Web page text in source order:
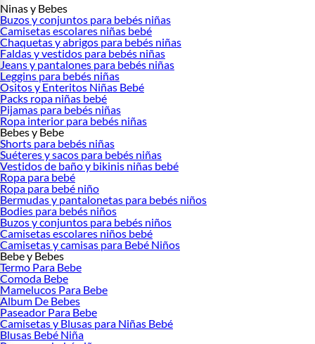
Ninas y Bebes
Buzos y conjuntos para bebés niñas
Camisetas escolares niñas bebé
Chaquetas y abrigos para bebés niñas
Faldas y vestidos para bebés niñas
Jeans y pantalones para bebés niñas
Leggins para bebés niñas
Ositos y Enteritos Niñas Bebé
Packs ropa niñas bebé
Pijamas para bebés niñas
Ropa interior para bebés niñas
Bebes y Bebe
Shorts para bebés niñas
Suéteres y sacos para bebés niñas
Vestidos de baño y bikinis niñas bebé
Ropa para bebé
Ropa para bebé niño
Bermudas y pantalonetas para bebés niños
Bodies para bebés niños
Buzos y conjuntos para bebés niños
Camisetas escolares niños bebé
Camisetas y camisas para Bebé Niños
Bebe y Bebes
Termo Para Bebe
Comoda Bebe
Mamelucos Para Bebe
Album De Bebes
Paseador Para Bebe
Camisetas y Blusas para Niñas Bebé
Blusas Bebé Niña